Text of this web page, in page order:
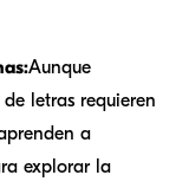
Aunque
letras requieren
a
explorar la